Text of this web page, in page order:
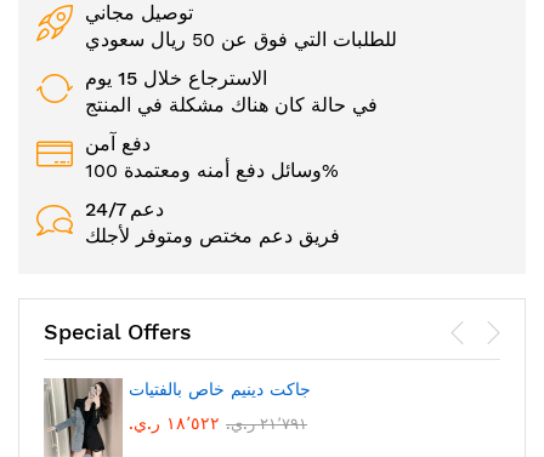
توصيل مجاني
للطلبات التي فوق عن 50 ريال سعودي
الاسترجاع خلال 15 يوم
في حالة كان هناك مشكلة في المنتج
دفع آمن
وسائل دفع أمنه ومعتمدة 100%
24/7 دعم
فريق دعم مختص ومتوفر لأجلك
Special Offers
جاكت دينيم خاص بالفتيات
١٨٬٥٢٢ ر.ي.‏
٢١٬٧٩١ ر.ي.‏